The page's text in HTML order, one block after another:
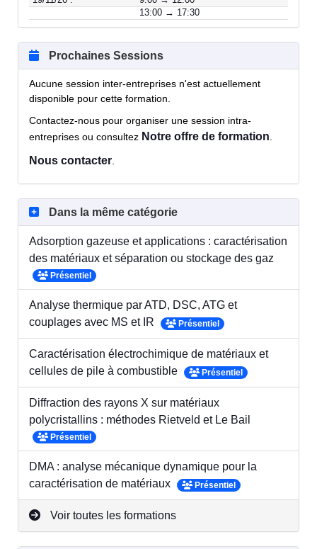
13:00 → 17:30
Prochaines Sessions
Aucune session inter-entreprises n'est actuellement
disponible pour cette formation.
Contactez-nous pour organiser une session intra-
entreprises ou consultez Notre offre de formation.
Nous contacter.
Dans la même catégorie
Adsorption gazeuse et applications : caractérisation
des matériaux et séparation ou stockage des gaz
Présentiel
Analyse thermique par ATD, DSC, ATG et
couplages avec MS et IR
Présentiel
Caractérisation électrochimique de matériaux et
cellules de pile à combustible
Présentiel
Diffraction des rayons X sur matériaux
polycristallins : méthodes Rietveld et Le Bail
Présentiel
DMA : analyse mécanique dynamique pour la
caractérisation de matériaux
Présentiel
Voir toutes les formations